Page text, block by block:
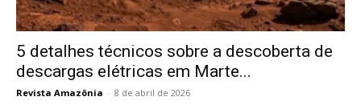
5 detalhes técnicos sobre a descoberta de
descargas elétricas em Marte...
Revista Amazônia - 8 de abril de 2026